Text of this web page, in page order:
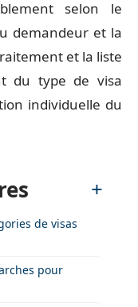
selon le
demandeur et la
et la liste
du type de visa
individuelle du
de visas
pour